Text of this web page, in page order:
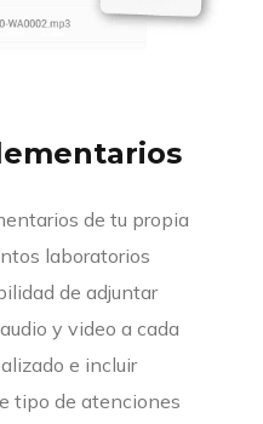
de tu propia
laboratorios
de adjuntar
y video a cada
e incluir
tipo de atenciones